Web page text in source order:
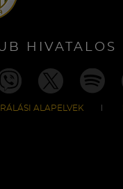
HIVATALOS
ALAPELVEK